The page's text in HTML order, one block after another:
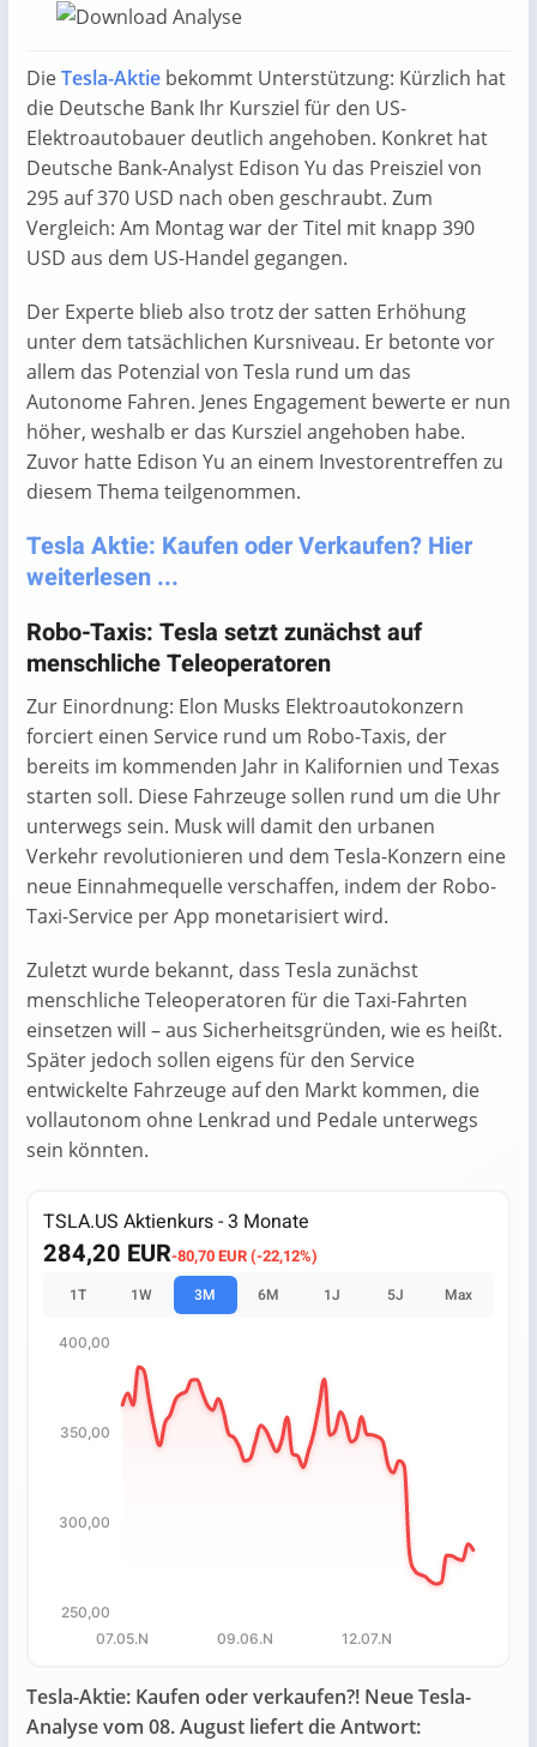
DieTesla-Aktie bekommt Unterstützung: Kürzlich hat
die Deutsche Bank Ihr Kursziel für den US-
Elektroautobauer deutlich angehoben. Konkret hat
Deutsche Bank-Analyst Edison Yu das Preisziel von
295 auf 370 USD nach oben geschraubt. Zum
Vergleich: Am Montag war der Titel mit knapp 390
USD aus dem US-Handel gegangen.
Der Experte blieb also trotz der satten Erhöhung
unter dem tatsächlichen Kursniveau. Er betonte vor
allem das Potenzial von Tesla rund um das
Autonome Fahren. Jenes Engagement bewerte er nun
höher, weshalb er das Kursziel angehoben habe.
Zuvor hatte Edison Yu an einem Investorentreffen zu
diesem Thema teilgenommen.
Tesla Aktie: Kaufen oder Verkaufen? Hier
weiterlesen ...
Robo-Taxis: Tesla setzt zunächst auf
menschliche Teleoperatoren
Zur Einordnung: Elon Musks Elektroautokonzern
forciert einen Service rund um Robo-Taxis, der
bereits im kommenden Jahr in Kalifornien und Texas
starten soll. Diese Fahrzeuge sollen rund um die Uhr
unterwegs sein. Musk will damit den urbanen
Verkehr revolutionieren und dem Tesla-Konzern eine
neue Einnahmequelle verschaffen, indem der Robo-
Taxi-Service per App monetarisiert wird.
Zuletzt wurde bekannt, dass Tesla zunächst
menschliche Teleoperatoren für die Taxi-Fahrten
einsetzen will – aus Sicherheitsgründen, wie es heißt.
Später jedoch sollen eigens für den Service
entwickelte Fahrzeuge auf den Markt kommen, die
vollautonom ohne Lenkrad und Pedale unterwegs
sein könnten.
TSLA.US Aktienkurs - 3 Monate
284,20 EUR-80,70 EUR (-22,12%)
1T 1W 3M 6M 1J 5J Max
Chart with 67 data points.
The chart has 1 X axis displaying categories.
The chart has 1 Y axis displaying values. Data ranges
07.05.N 09.06.N 12.07.N
250,00
300,00
350,00
400,00
Tesla-Aktie: Kaufen oder verkaufen?! Neue Tesla-
Analyse vom 08. August liefert die Antwort: